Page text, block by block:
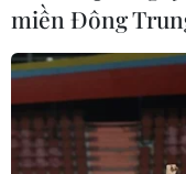
nạp
Philippines
định CPTPP
miền Đông